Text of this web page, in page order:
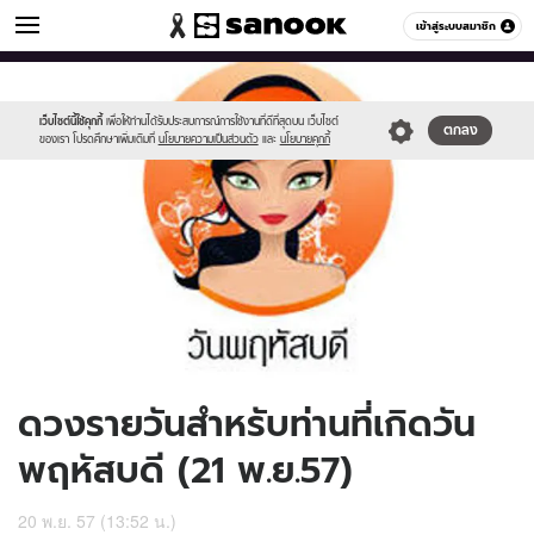
เข้าสู่ระบบสมาชิก
ดูดวง หมวดอื่นๆ
เว็บไซต์นี้ใช้คุกกี้ เพื่อให้ท่านได้รับประสบการณ์การใช้งานที่ดีที่สุดบน เว็บไซต์
ของเรา โปรดศึกษาเพิ่มเติมที่ นโยบายความเป็นส่วนตัว และ นโยบายคุกกี้
ตกลง
//s.isanook.com/sr/0/images/logo-
sanook.png
//s.isanook.com/ho/0/ud/14/73897/170-
ดวงรายวันสำหรับท่านที่เกิดวัน
พฤหัสบดี (21 พ.ย.57)
20 พ.ย. 57 (13:52 น.)